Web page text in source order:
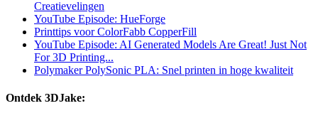
Creatievelingen
YouTube Episode: HueForge
Printtips voor ColorFabb CopperFill
YouTube Episode: AI Generated Models Are Great! Just Not
For 3D Printing...
Polymaker PolySonic PLA: Snel printen in hoge kwaliteit
Ontdek 3DJake: